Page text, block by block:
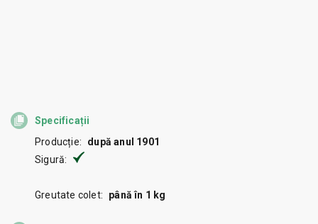
Specificații
Producție:
după anul 1901
Sigură:
Greutate colet: până în 1 kg